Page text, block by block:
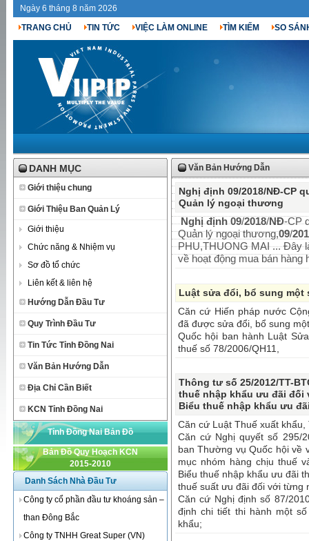
Ngày 6 tháng 8 năm 2026
TRANG CHỦ
TIN TỨC VIỆC LÀM ONLINE TÌM KIẾM SO
DANH MỤC
Giới thiệu chung
Giới Thiệu Ban Quản Lý
Giới thiệu
Chức năng & Nhiệm vụ
Sơ đồ tổ chức
Liên kết & liên hệ
Hướng Dẫn Đầu Tư
Quy Trình Đầu Tư
Tin Tức Tỉnh Đồng Nai
Văn Bản Hướng Dẫn
Địa Chỉ Cần Biết
KCN Tỉnh Đồng Nai
Tỉnh Đồng Nai Bản Đồ
Bản Đồ Quy Hoạch KCN
2015-2010
Danh Sách Nhà Đầu Tư
Công ty cổ phần đầu tư khoáng sản –
than Đông Bắc
Công ty TNHH Great Super (VN)
Văn Bản Hướng Dẫn
Nghị định 09/2018/NĐ-CP
Quản lý ngoại thương
Nghị định 09/2018/NĐ-CP
Quản lý ngoại thương,09/
PHU,THUONG MAI ... Đây
về hoạt động mua bán hàng
Luật sửa đổi, bổ sung một
Căn cứ Hiến pháp nước
đã được sửa đổi, bổ sung
Quốc hội ban hành Luật
thuế số 78/2006/QH11,
Thông tư số 25/2012/TT-
thuế nhập khẩu ưu đãi đối
Biểu thuế nhập khẩu ưu
Căn cứ Luật Thuế xuất
Căn cứ Nghị quyết số 295/
ban Thường vụ Quốc hội về
mục nhóm hàng chịu thuế
Biểu thuế nhập khẩu ưu đãi
thuế suất ưu đãi đối với từng
Căn cứ Nghị định số 87/
định chi tiết thi hành một
khẩu;